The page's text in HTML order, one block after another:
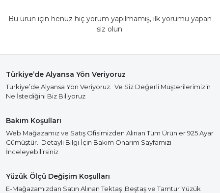
Bu ürün için henüz hiç yorum yapılmamış, ilk yorumu yapan
siz olun.
Türkiye’de Alyansa Yön Veriyoruz
Türkiye’de Alyansa Yön Veriyoruz. Ve Siz Değerli Müşterilerimizin
Ne İstediğini Biz Biliyoruz
Bakım Koşulları
Web Mağazamız ve Satış Ofisimizden Alınan Tüm Ürünler 925 Ayar
Gümüştür. Detaylı Bilgi İçin Bakım Onarım Sayfamızı
İnceleyebilirsiniz
Yüzük Ölçü Değişim Koşulları
E-Mağazamızdan Satın Alınan Tektaş ,Beştaş ve Tamtur Yüzük